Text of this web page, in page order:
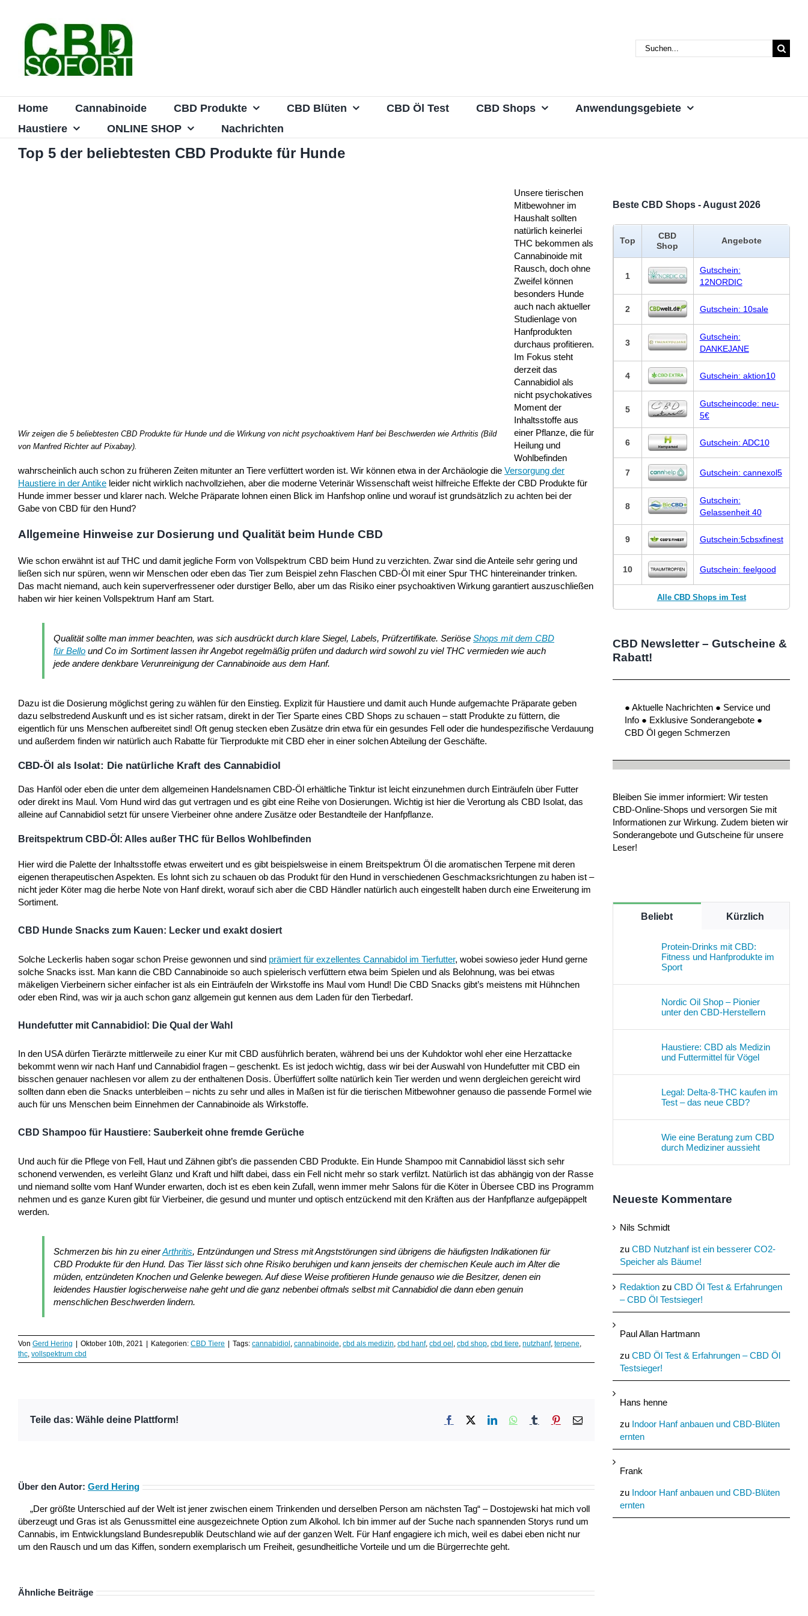
springen
Suche
nach:
Home Cannabinoide CBD Produkte CBD Blüten CBD Öl Test CBD Shops
Anwendungsgebiete
Haustiere
ONLINE SHOP Nachrichten
Top 5 der beliebtesten CBD Produkte für Hunde
Wir zeigen die 5 beliebtesten CBD Produkte für Hunde und die Wirkung von nicht psychoaktivem Hanf bei Beschwerden wie Arthritis (Bild
von Manfred Richter auf Pixabay).
Unsere tierischen
Mitbewohner im
Haushalt sollten
natürlich keinerlei
THC bekommen als
Cannabinoide mit
Rausch, doch ohne
Zweifel können
besonders Hunde
auch nach aktueller
Studienlage von
Hanfprodukten
durchaus profitieren.
Im Fokus steht
derzeit das
Cannabidiol als
nicht psychokatives
Moment der
Inhaltsstoffe aus
einer Pflanze, die für
Heilung und
Wohlbefinden
wahrscheinlich auch schon zu früheren Zeiten mitunter an Tiere verfüttert worden ist. Wir können etwa in der Archäologie die Versorgung der
Haustiere in der Antike leider nicht wirklich nachvollziehen, aber die moderne Veterinär Wissenschaft weist hilfreiche Effekte der CBD Produkte für
Hunde immer besser und klarer nach. Welche Präparate lohnen einen Blick im Hanfshop online und worauf ist grundsätzlich zu achten bei der
Gabe von CBD für den Hund?
Allgemeine Hinweise zur Dosierung und Qualität beim Hunde CBD
Wie schon erwähnt ist auf THC und damit jegliche Form von Vollspektrum CBD beim Hund zu verzichten. Zwar sind die Anteile sehr gering und
ließen sich nur spüren, wenn wir Menschen oder eben das Tier zum Beispiel zehn Flaschen CBD-Öl mit einer Spur THC hintereinander trinken.
Das macht niemand, auch kein superverfressener oder durstiger Bello, aber um das Risiko einer psychoaktiven Wirkung garantiert auszuschließen
haben wir hier keinen Vollspektrum Hanf am Start.
Qualität sollte man immer beachten, was sich ausdrückt durch klare Siegel, Labels, Prüfzertifikate. Seriöse Shops mit dem CBD
für Bello und Co im Sortiment lassen ihr Angebot regelmäßig prüfen und dadurch wird sowohl zu viel THC vermieden wie auch
jede andere denkbare Verunreinigung der Cannabinoide aus dem Hanf.
Dazu ist die Dosierung möglichst gering zu wählen für den Einstieg. Explizit für Haustiere und damit auch Hunde aufgemachte Präparate geben
dazu selbstredend Auskunft und es ist sicher ratsam, direkt in der Tier Sparte eines CBD Shops zu schauen – statt Produkte zu füttern, die
eigentlich für uns Menschen aufbereitet sind! Oft genug stecken eben Zusätze drin etwa für ein gesundes Fell oder die hundespezifische Verdauung
und außerdem finden wir natürlich auch Rabatte für Tierprodukte mit CBD eher in einer solchen Abteilung der Geschäfte.
CBD-Öl als Isolat: Die natürliche Kraft des Cannabidiol
Das Hanföl oder eben die unter dem allgemeinen Handelsnamen CBD-Öl erhältliche Tinktur ist leicht einzunehmen durch Einträufeln über Futter
oder direkt ins Maul. Vom Hund wird das gut vertragen und es gibt eine Reihe von Dosierungen. Wichtig ist hier die Verortung als CBD Isolat, das
alleine auf Cannabidiol setzt für unsere Vierbeiner ohne andere Zusätze oder Bestandteile der Hanfpflanze.
Breitspektrum CBD-Öl: Alles außer THC für Bellos Wohlbefinden
Hier wird die Palette der Inhaltsstoffe etwas erweitert und es gibt beispielsweise in einem Breitspektrum Öl die aromatischen Terpene mit deren
eigenen therapeutischen Aspekten. Es lohnt sich zu schauen ob das Produkt für den Hund in verschiedenen Geschmacksrichtungen zu haben ist –
nicht jeder Köter mag die herbe Note von Hanf direkt, worauf sich aber die CBD Händler natürlich auch eingestellt haben durch eine Erweiterung im
Sortiment.
CBD Hunde Snacks zum Kauen: Lecker und exakt dosiert
Solche Leckerlis haben sogar schon Preise gewonnen und sind prämiert für exzellentes Cannabidol im Tierfutter, wobei sowieso jeder Hund gerne
solche Snacks isst. Man kann die CBD Cannabinoide so auch spielerisch verfüttern etwa beim Spielen und als Belohnung, was bei etwas
mäkeligen Vierbeinern sicher einfacher ist als ein Einträufeln der Wirkstoffe ins Maul vom Hund! Die CBD Snacks gibt’s meistens mit Hühnchen
oder eben Rind, was wir ja auch schon ganz allgemein gut kennen aus dem Laden für den Tierbedarf.
Hundefutter mit Cannabidiol: Die Qual der Wahl
In den USA dürfen Tierärzte mittlerweile zu einer Kur mit CBD ausführlich beraten, während bei uns der Kuhdoktor wohl eher eine Herzattacke
bekommt wenn wir nach Hanf und Cannabidiol fragen – geschenkt. Es ist jedoch wichtig, dass wir bei der Auswahl von Hundefutter mit CBD ein
bisschen genauer nachlesen vor allem zu der enthaltenen Dosis. Überfüffert sollte natürlich kein Tier werden und wenn dergleichen gereicht wird
sollten dann eben die Snacks unterbleiben – nichts zu sehr und alles in Maßen ist für die tierischen Mitbewohner genauso die passende Formel wie
auch für uns Menschen beim Einnehmen der Cannabinoide als Wirkstoffe.
CBD Shampoo für Haustiere: Sauberkeit ohne fremde Gerüche
Und auch für die Pflege von Fell, Haut und Zähnen gibt’s die passenden CBD Produkte. Ein Hunde Shampoo mit Cannabidiol lässt sich sehr
schonend verwenden, es verleiht Glanz und Kraft und hilft dabei, dass ein Fell nicht mehr so stark verfilzt. Natürlich ist das abhängig von der Rasse
und niemand sollte vom Hanf Wunder erwarten, doch ist es eben kein Zufall, wenn immer mehr Salons für die Köter in Übersee CBD ins Programm
nehmen und es ganze Kuren gibt für Vierbeiner, die gesund und munter und optisch entzückend mit den Kräften aus der Hanfpflanze aufgepäppelt
werden.
Schmerzen bis hin zu einerArthritis, Entzündungen und Stress mit Angststörungen sind übrigens die häufigsten Indikationen für
CBD Produkte für den Hund. Das Tier lässt sich ohne Risiko beruhigen und kann jenseits der chemischen Keule auch im Alter die
müden, entzündeten Knochen und Gelenke bewegen. Auf diese Weise profitieren Hunde genauso wie die Besitzer, denen ein
leidendes Haustier logischerweise nahe geht und die ganz nebenbei oftmals selbst mit Cannabidiol die dann eben genuin
menschlichen Beschwerden lindern.
Von Gerd Hering | Oktober 10th, 2021 | Kategorien: CBD Tiere | Tags: cannabidiol cannabinoide cbd als medizin cbd hanf, cbd oel cbd shop cbd tiere nutzhanf, terpene
thc vollspektrum cbd
Teile das: Wähle deine Plattform! Facebook
X LinkedInWhatsApp
TumblrPinterest
E-
Über den Autor: Gerd Hering
„Der größte Unterschied auf der Welt ist jener zwischen einem Trinkenden und derselben Person am nächsten Tag“ – Dostojewski hat mich voll
überzeugt und Gras ist als Genussmittel eine ausgezeichnete Option zum Alkohol. Ich bin immer auf der Suche nach spannenden Storys rund um
Cannabis, im Entwicklungsland Bundesrepublik Deutschland wie auf der ganzen Welt. Für Hanf engagiere ich mich, weil es dabei eben nicht nur
um den Rausch und um das Kiffen, sondern exemplarisch um Freiheit, gesundheitliche Vorteile und um die Bürgerrechte geht.
Ähnliche Beiträge
Beste CBD Shops - August 2026
Top
CBD
Shop
Angebote
1
Gutschein:
12NORDIC
2 Gutschein: 10sale
3
Gutschein:
DANKEJANE
4 Gutschein: aktion10
5
Gutscheincode: neu-
5€
6 Gutschein: ADC10
7 Gutschein: cannexol5
8
Gutschein:
Gelassenheit 40
9 Gutschein:5cbsxfinest
10 Gutschein: feelgood
Alle CBD Shops im Test
CBD Newsletter – Gutscheine &
Rabatt!
● Aktuelle Nachrichten ● Service und
Info ● Exklusive Sonderangebote ●
CBD Öl gegen Schmerzen
Bleiben Sie immer informiert: Wir testen
CBD-Online-Shops und versorgen Sie mit
Informationen zur Wirkung. Zudem bieten wir
Sonderangebote und Gutscheine für unsere
Leser!
Beliebt Kürzlich
Protein-Drinks mit CBD:
Fitness und Hanfprodukte im
Sport
Nordic Oil Shop – Pionier
unter den CBD-Herstellern
Haustiere: CBD als Medizin
und Futtermittel für Vögel
Legal: Delta-8-THC kaufen im
Test – das neue CBD?
Wie eine Beratung zum CBD
durch Mediziner aussieht
Neueste Kommentare
Nils Schmidt
zu CBD Nutzhanf ist ein besserer CO2-
Speicher als Bäume!
Redaktion zu CBD Öl Test & Erfahrungen
– CBD Öl Testsieger!
Paul Allan Hartmann
zu CBD Öl Test & Erfahrungen – CBD Öl
Testsieger!
Hans henne
zu Indoor Hanf anbauen und CBD-Blüten
ernten
Frank
zu Indoor Hanf anbauen und CBD-Blüten
ernten